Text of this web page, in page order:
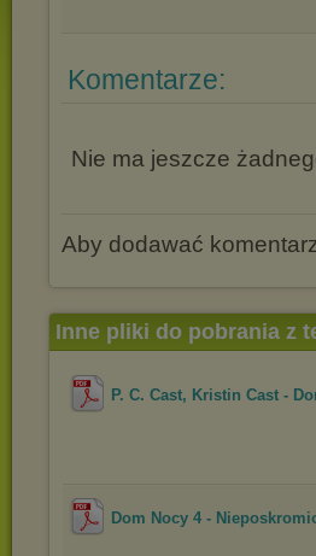
Komentarze:
Nie ma jeszcze
Aby dodawać
Inne pliki do pobrania z
P. C. Cast, Kristin Cast -
Dom Nocy 4 -